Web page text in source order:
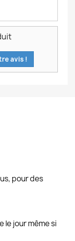
avis !
pour des
le jour même si